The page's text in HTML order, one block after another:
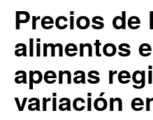
Precios de
alimentos
apenas
variación